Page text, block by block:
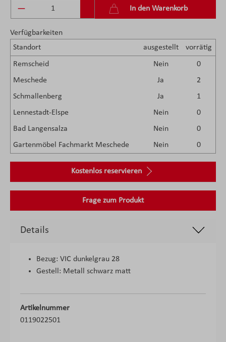
Produkt Anzahl: Gib den gewünschten Wert
In den Warenkorb
Verfügbarkeiten
Standort
ausgestellt vorrätig
Remscheid Nein
0
Meschede
Ja
2
Schmallenberg
Ja
1
Lennestadt-Elspe
Nein
0
Bad Langensalza
Nein
0
Gartenmöbel Fachmarkt Meschede
Nein 0
Kostenlos reservieren
Frage zum Produkt
Details
Bezug: VIC dunkelgrau 28
Gestell: Metall schwarz matt
Artikelnummer
0119022501